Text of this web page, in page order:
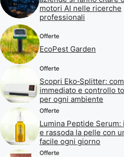
motori AI nelle ricerche
professionali
Offerte
EcoPest Garden
Offerte
Scopri Eko‑Splitter:
immediato e controllo
per ogni ambiente
Offerte
Lumina Peptide Serum:
e rassoda la pelle con
facile ogni giorno
Offerte